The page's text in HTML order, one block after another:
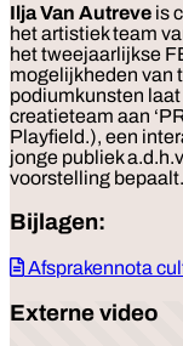
Ilja Van Autreve is
het artistiek team
het tweejaarlijkse
mogelijkheden van
podiumkunsten
creatieteam aan
Playfield.), een
jonge publiek
voorstelling bepaalt.
Bijlagen:
Afsprakennota
Externe video